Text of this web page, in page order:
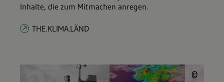
Inhalte, die zum Mitmachen anregen.
THE.KLIMA.LÄND
©